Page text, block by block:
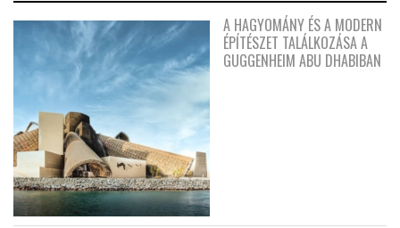
A HAGYOMÁNY ÉS A MODERN
ÉPÍTÉSZET TALÁLKOZÁSA A
GUGGENHEIM ABU DHABIBAN